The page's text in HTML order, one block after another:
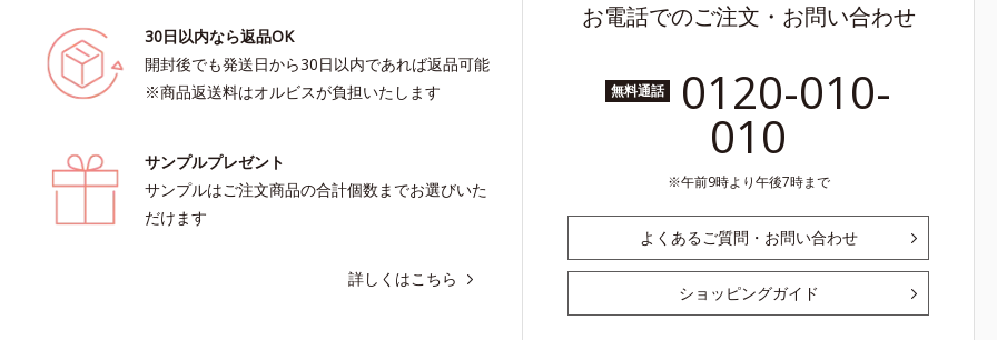
30日以内なら返品OK
開封後でも発送日から30日以内であれば返品可能
※商品返送料はオルビスが負担いたします
サンプルプレゼント
サンプルはご注文商品の合計個数までお選びいた
だけます
詳しくはこちら
お電話でのご注文・お問い合わせ
無料通話 0120-010-
010
午前9時より午後7時まで
よくあるご質問・お問い合わせ
ショッピングガイド